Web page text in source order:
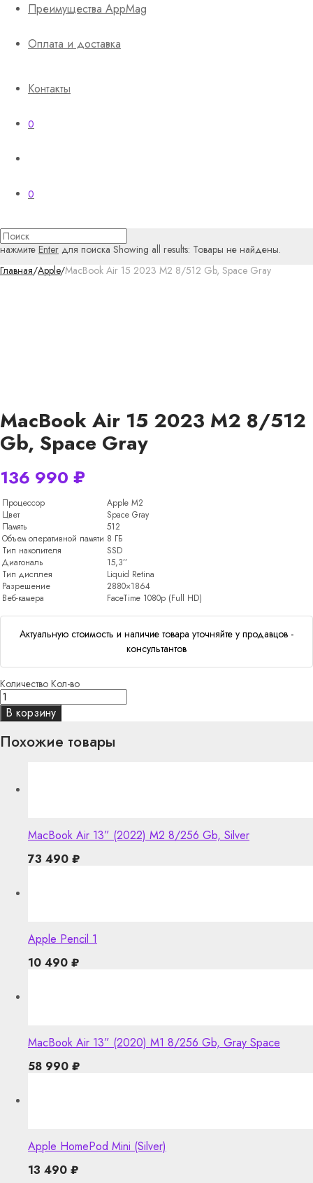
Преимущества AppMag
Оплата и доставка
Контакты
0
0
нажмите Enter для поиска Showing all results: Товары не найдены.
Главная/Apple/MacBook Air 15 2023 M2 8/512 Gb, Space Gray
MacBook Air 15 2023 M2 8/512
Gb, Space Gray
136 990 ₽
Процессор
Apple M2
Цвет
Space Gray
Память
512
Объем оперативной памяти 8 ГБ
Тип накопителя
SSD
Диагональ
15,3’’
Тип дисплея
Liquid Retina
Разрешение
2880×1864
Веб-камера
FaceTime 1080p (Full HD)
Актуальную стоимость и наличие товара уточняйте у продавцов -
консультантов
Количество Кол-во
В корзину
Похожие товары
MacBook Air 13” (2022) M2 8/256 Gb, Silver
73 490 ₽
Apple Pencil 1
10 490 ₽
MacBook Air 13” (2020) M1 8/256 Gb, Gray Space
58 990 ₽
Apple HomePod Mini (Silver)
13 490 ₽